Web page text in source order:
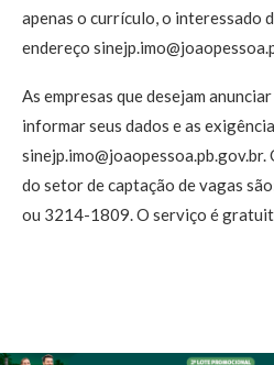
apenas o currículo, o interessado
endereço
As empresas que desejam
informar seus dados e as
do setor de captação de vagas
ou 3214-1809. O serviço é